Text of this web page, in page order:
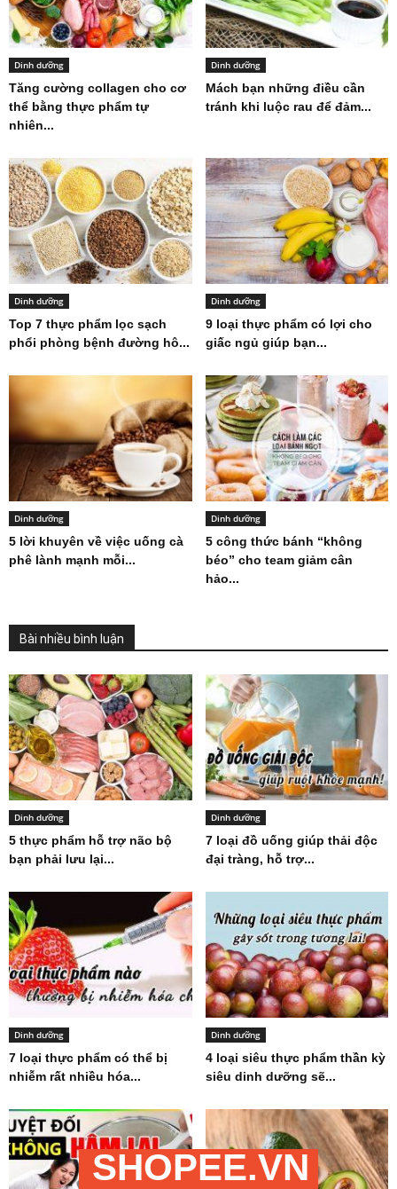
Dinh dưỡng
Tăng cường collagen cho cơ
thể bằng thực phẩm tự
nhiên...
Dinh dưỡng
Mách bạn những điều cần
tránh khi luộc rau để đảm...
Dinh dưỡng
Top 7 thực phẩm lọc sạch
phổi phòng bệnh đường hô...
Dinh dưỡng
9 loại thực phẩm có lợi cho
giấc ngủ giúp bạn...
Dinh dưỡng
5 lời khuyên về việc uống cà
phê lành mạnh mỗi...
Dinh dưỡng
5 công thức bánh “không
béo” cho team giảm cân
hảo...
Bài nhiều bình luận
Dinh dưỡng
5 thực phẩm hỗ trợ não bộ
bạn phải lưu lại...
Dinh dưỡng
7 loại đồ uống giúp thải độc
đại tràng, hỗ trợ...
Dinh dưỡng
7 loại thực phẩm có thể bị
nhiễm rất nhiều hóa...
Dinh dưỡng
4 loại siêu thực phẩm thần kỳ
siêu dinh dưỡng sẽ...
SHOPEE.VN